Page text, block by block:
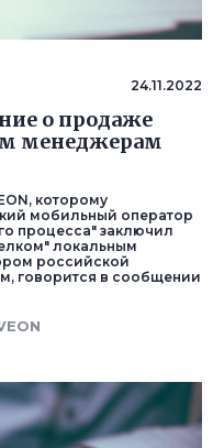
24.11.2022
о продаже
менеджерам
которому
мобильный оператор
процесса" заключил
локальным
российской
говорится в сообщении